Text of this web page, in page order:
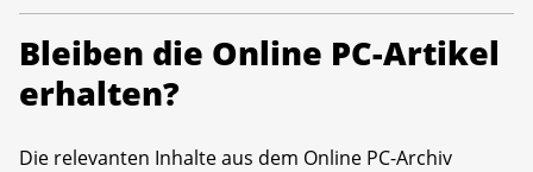
Bleiben die Online PC-Artikel
erhalten?
Die relevanten Inhalte aus dem Online PC-Archiv